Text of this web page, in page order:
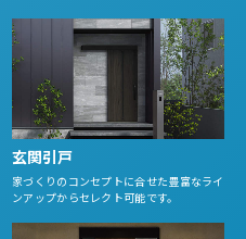
玄関引戸
家づくりのコンセプトに合せた豊富なライ
ンアップからセレクト可能です。